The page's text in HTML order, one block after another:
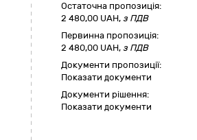
Остаточна пропозиція:
2 480,00 UAH, з ПДВ
Первинна пропозиція:
2 480,00 UAH, з ПДВ
Документи пропозиції:
Показати документи
Документи рішення:
Показати документи